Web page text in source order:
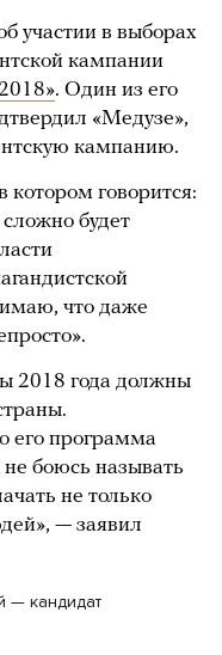
участии в выборах
кампании
. Один из его
«Медузе»,
кампанию.
говорится:
будет
что даже
2018 года должны
его программа
боюсь называть
не только
— заявил
— кандидат